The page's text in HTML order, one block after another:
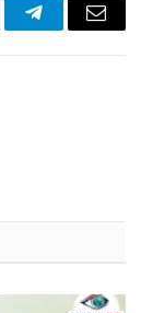
TelegramEmail